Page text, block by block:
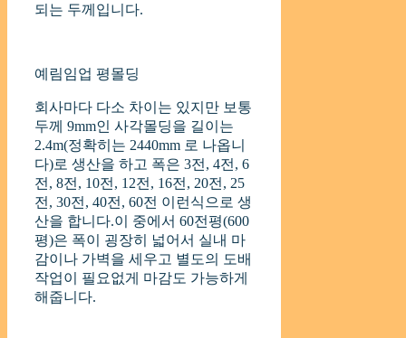
되는 두께입니다.
예림임업 평몰딩
회사마다 다소 차이는 있지만 보통
두께 9mm인 사각몰딩을 길이는
2.4m(정확히는 2440mm 로 나옵니
다)로 생산을 하고 폭은 3전, 4전, 6
전, 8전, 10전, 12전, 16전, 20전, 25
전, 30전, 40전, 60전 이런식으로 생
산을 합니다.이 중에서 60전평(600
평)은 폭이 굉장히 넓어서 실내 마
감이나 가벽을 세우고 별도의 도배
작업이 필요없게 마감도 가능하게
해줍니다.